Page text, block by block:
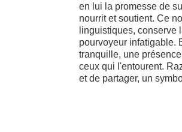
en lui la promesse de
nourrit et soutient. Ce
linguistiques,
pourvoyeur infatigable.
tranquille, une
ceux qui l'entourent.
et de partager, un